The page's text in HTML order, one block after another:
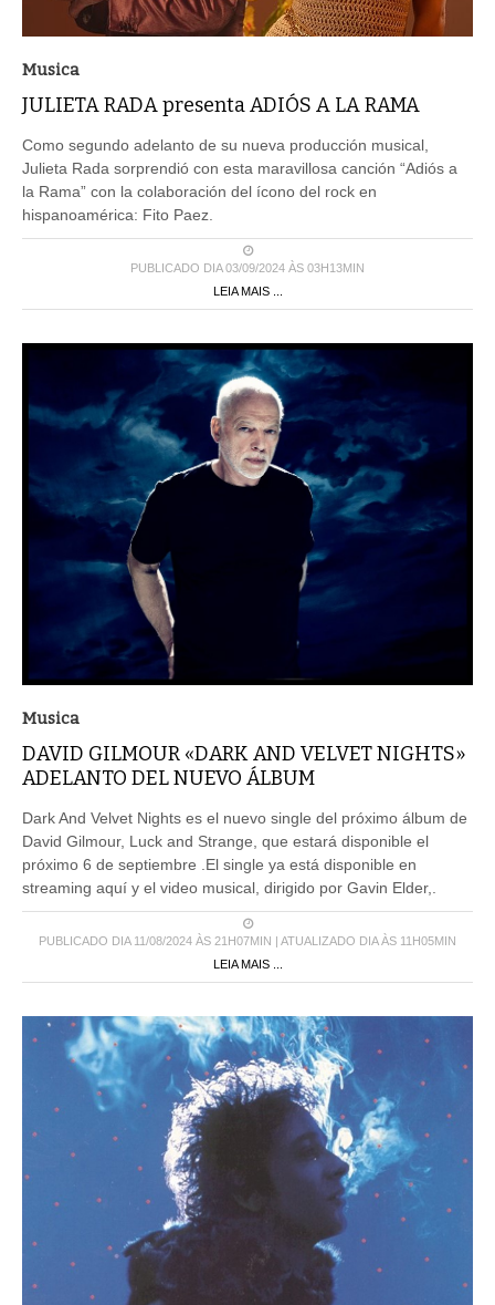
Musica
JULIETA RADA presenta ADIÓS A LA RAMA
Como segundo adelanto de su nueva producción musical,
Julieta Rada sorprendió con esta maravillosa canción “Adiós a
la Rama” con la colaboración del ícono del rock en
hispanoamérica: Fito Paez.
PUBLICADO DIA 03/09/2024 ÀS 03H13MIN
LEIA MAIS ...
Musica
DAVID GILMOUR «DARK AND VELVET NIGHTS»
ADELANTO DEL NUEVO ÁLBUM
Dark And Velvet Nights es el nuevo single del próximo álbum de
David Gilmour, Luck and Strange, que estará disponible el
próximo 6 de septiembre .El single ya está disponible en
streaming aquí y el video musical, dirigido por Gavin Elder,.
PUBLICADO DIA 11/08/2024 ÀS 21H07MIN | ATUALIZADO DIA ÀS 11H05MIN
LEIA MAIS ...